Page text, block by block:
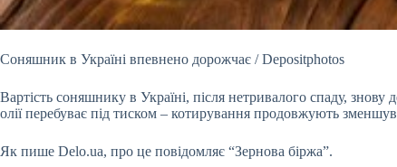
Соняшник в Україні впевнено дорожчає / Depositphotos
Вартість соняшнику в Україні, після нетривалого спаду,
олії перебуває під тиском – котирування продовжують
Як пише Delo.ua, про це повідомляє “Зернова біржа”.